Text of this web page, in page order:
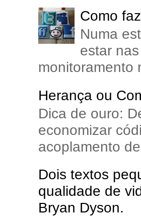
Como
Numa
estar
monitoramento
Herança ou
Dica de ouro:
economizar
acoplamento
Dois textos
qualidade de
Bryan Dyson.